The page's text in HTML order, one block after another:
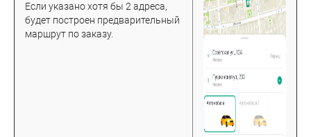
Если указано хотя бы 2 адреса,
будет построен предварительный
маршрут по заказу.